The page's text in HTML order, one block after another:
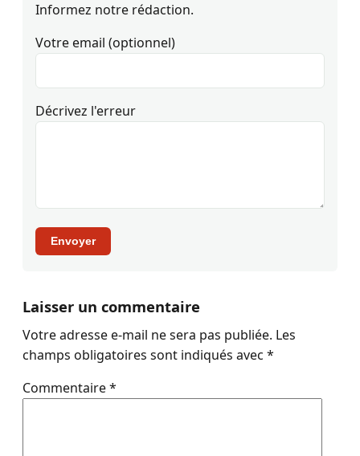
Informez notre rédaction.
Votre email (optionnel)
Décrivez l'erreur
Envoyer
Laisser un commentaire
Votre adresse e-mail ne sera pas publiée. Les
champs obligatoires sont indiqués avec *
Commentaire*